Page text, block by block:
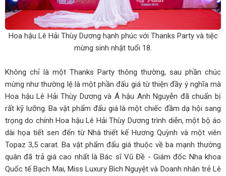
Hoa hậu Lê Hải Thùy Dương hạnh phúc với Thanks Party và tiệc
mừng sinh nhật tuổi 18.
Không chỉ là một Thanks Party thông thường, sau phần chúc
mừng như thường lệ là một phần đấu giá từ thiện đầy ý nghĩa mà
Hoa hậu Lê Hải Thùy Dương và Á hậu Anh Nguyễn đã chuẩn bị
rất kỹ lưỡng. Ba vật phẩm đấu giá là một chiếc đầm dạ hội sang
trọng do chính Hoa hậu Lê Hải Thùy Dương trình diễn, một bộ áo
dài họa tiết sen đến từ Nhà thiết kế Hương Quỳnh và một viên
Topaz 3,5 carat. Ba vật phẩm đấu giá thuộc về ba mạnh thường
quân đã trả giá cao nhất là Bác sĩ Vũ Đề - Giám đốc Nha khoa
Quốc tế Bạch Mai, Miss Luxury Bích Nguyệt và Doanh nhân trẻ Lê